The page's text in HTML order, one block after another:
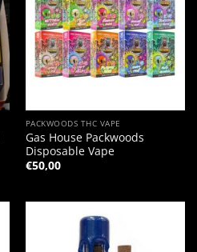
PACKWOODS THC VAPE
Gas House Packwoods
Disposable Vape
€50,00